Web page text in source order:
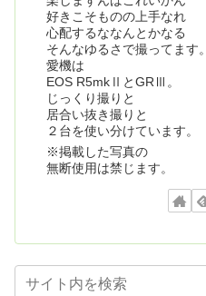
好きこそものの上手なれ
心配するななんとかなる
そんなゆるさで撮ってます。
愛機は
EOS R5mkⅡとGRⅢ。
じっくり撮りと
居合い抜き撮りと
２台を使い分けています。
※掲載した写真の
無断使用は禁じます。